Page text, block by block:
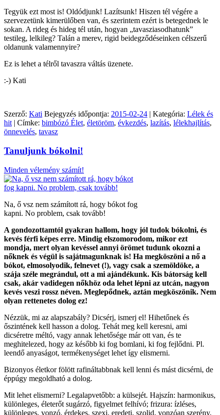
Tegyük ezt most is! Oldódjunk! Lazítsunk! Hiszen tél végére a
szervezetünk kimerülőben van, és szerintem ezért is betegednek le
sokan. A rideg és hideg tél után, hogyan „tavasziasodhatunk”
testileg, lelkileg? Talán a merev, rigid beidegződéseinken célszerű
oldanunk valamennyire?
Ez is lehet a télről tavaszra váltás üzenete.
:-) Kati
Szerző: Kati Bejegyzés időpontja: 2015-02-24 | Kategória: Lélek és
hit | Címke: bimbózó Élet, életöröm, évkezdés, lazítás, lélekhajlítás,
önnevelés, tavasz
Tanuljunk bókolni!
Minden vélemény számít!
Na, ő vsz nem számított rá, hogy bókot fog
kapni. No problem, csak tovább!
A gondozottamtól gyakran hallom, hogy jól tudok bókolni, és
kevés férfi képes erre. Mindig elszomorodom, mikor ezt
mondja, mert olyan kevéssel annyi örömet tudunk okozni a
nőknek és végül is sajátmagunknak is! Ha megköszöni a nő a
bókot, elmosolyodik, felnevet (!), vagy csak a szemöldöke, a
szája széle megrándul, ott a mi ajándékunk. Kis bátorság kell
csak, akár vadidegen nőkhöz oda lehet lépni az utcán, nagyon
kevés veszi rossz néven. Meglepődnek, aztán megköszönik. Nem
olyan rettenetes dolog ez!
Nézzük, mi az alapszabály? Dicsérj, ismerj el! Hihetőnek és
őszintének kell hasson a dolog. Tehát meg kell keresni, ami
dicséretre méltó, vagy annak lehetősége már ott van, és te
meghitelezed, hogy az később ki fog bomlani, ki fog fejlődni. Pl.
leendő anyaságot, termékenységet lehet így elismerni.
Bizonyos életkor fölött rafináltabbnak kell lenni és mást dicsérni, de
éppúgy megoldható a dolog.
Mit lehet elismerni? Legalapvetőbb: a külsejét. Hajszín: harmonikus,
különleges, életerőt sugárzó, figyelmet felhívó; frizura: ízléses,
különleges, vonzó, érdekes, szexi, eredeti, szolid, vonzóan szerény,